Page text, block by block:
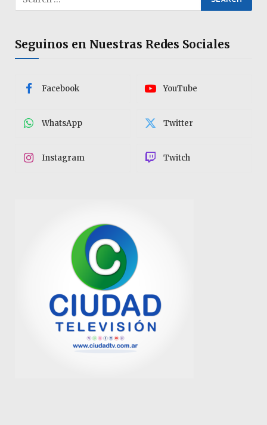
Seguinos en Nuestras Redes Sociales
Facebook YouTube
WhatsApp Twitter
Instagram Twitch